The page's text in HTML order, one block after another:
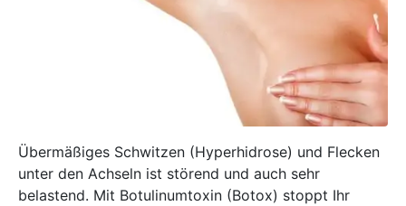
Übermäßiges Schwitzen (Hyperhidrose) und Flecken
unter den Achseln ist störend und auch sehr
belastend. Mit Botulinumtoxin (Botox) stoppt Ihr